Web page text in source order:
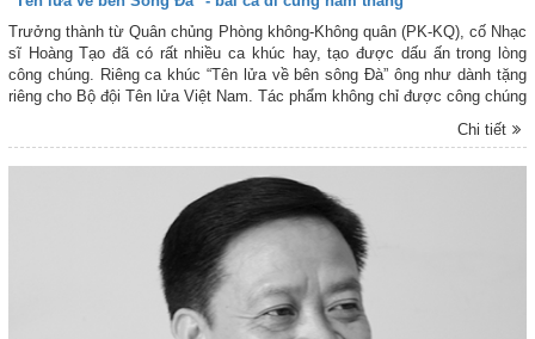
Trưởng thành từ Quân chủng Phòng không-Không quân (PK-KQ), cố Nhạc
sĩ Hoàng Tạo đã có rất nhiều ca khúc hay, tạo được dấu ấn trong lòng
công chúng. Riêng ca khúc “Tên lửa về bên sông Đà” ông như dành tặng
riêng cho Bộ đội Tên lửa Việt Nam. Tác phẩm không chỉ được công chúng
Chi tiết